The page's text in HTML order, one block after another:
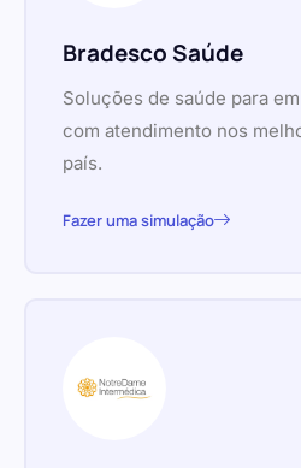
Bradesco Saúde
Soluções de saúde para
com atendimento nos
país.
Fazer uma simulação